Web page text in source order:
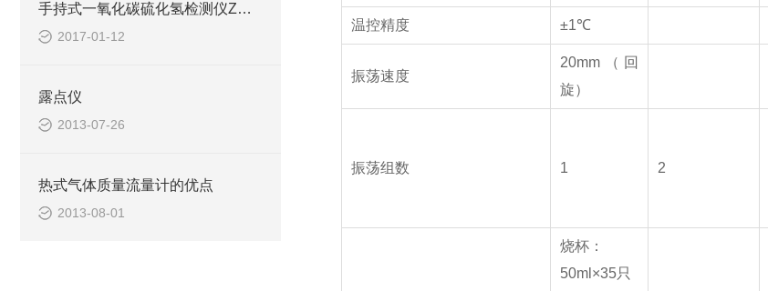
手持式一氧化碳硫化氢检测仪Z大限度减少测量误差
2017-01-12
露点仪
2013-07-26
热式气体质量流量计的优点
2013-08-01
温控精度 ±1℃
振荡速度
20mm（回
旋）
振荡组数 1 2
烧杯：
50ml×35只